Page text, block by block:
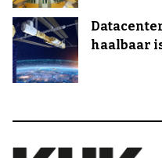
haalbaar